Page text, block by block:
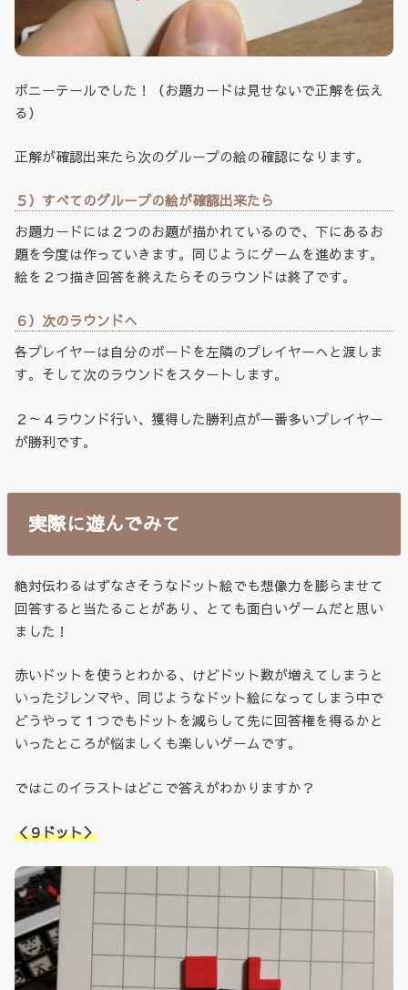
ポニーテールでした！（お題カードは見せないで正解を伝え
る）
正解が確認出来たら次のグループの絵の確認になります。
５）すべてのグループの絵が確認出来たら
お題カードには２つのお題が描かれているので、下にあるお
題を今度は作っていきます。同じようにゲームを進めます。
絵を２つ描き回答を終えたらそのラウンドは終了です。
６）次のラウンドへ
各プレイヤーは自分のボードを左隣のプレイヤーへと渡しま
す。そして次のラウンドをスタートします。
２～４ラウンド行い、獲得した勝利点が一番多いプレイヤー
が勝利です。
実際に遊んでみて
絶対伝わるはずなさそうなドット絵でも想像力を膨らませて
回答すると当たることがあり、とても面白いゲームだと思い
ました！
赤いドットを使うとわかる、けどドット数が増えてしまうと
いったジレンマや、同じようなドット絵になってしまう中で
どうやって１つでもドットを減らして先に回答権を得るかと
いったところが悩ましくも楽しいゲームです。
ではこのイラストはどこで答えがわかりますか？
＜９ドット＞